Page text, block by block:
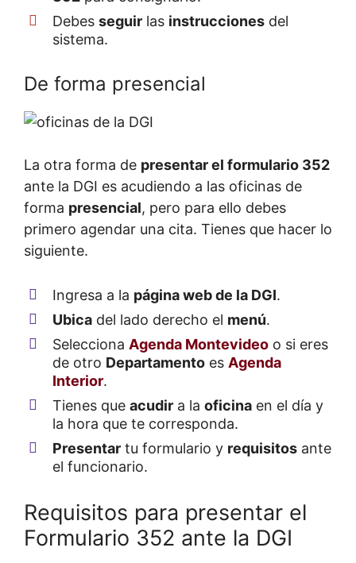
Debes seguir las instrucciones del
sistema.
De forma presencial
La otra forma de presentar el formulario 352
ante la DGI es acudiendo a las oficinas de
forma presencial, pero para ello debes
primero agendar una cita. Tienes que hacer lo
siguiente.
Ingresa a la página web de la DGI.
Ubica del lado derecho el menú.
Selecciona Agenda Montevideo o si eres
de otro Departamento es Agenda
Interior.
Tienes que acudir a la oficina en el día y
la hora que te corresponda.
Presentar tu formulario y requisitos ante
el funcionario.
Requisitos para presentar el
Formulario 352 ante la DGI